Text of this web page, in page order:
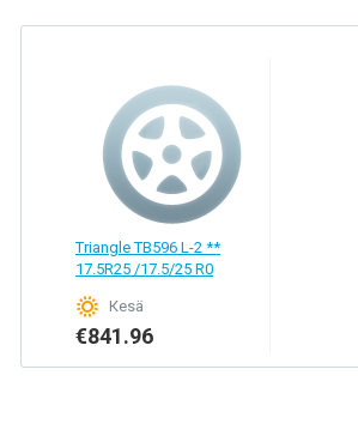
Triangle TB596 L-2 **
17.5R25 /17.5/25 R0
Кesä
€841.96